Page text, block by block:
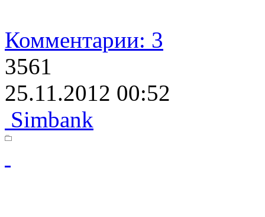
Комментарии: 3
3561
25.11.2012 00:52
Simbank